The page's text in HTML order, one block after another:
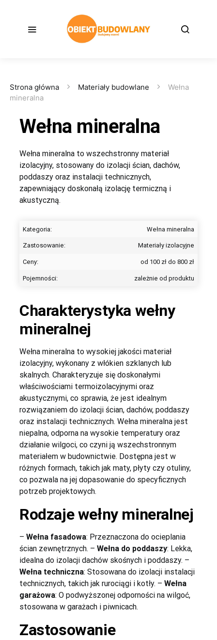
Strona główna Materiały budowlane
Wełna
mineralna
Wełna mineralna
Wełna mineralna to wszechstronny materiał
izolacyjny, stosowany do izolacji ścian, dachów,
poddaszy oraz instalacji technicznych,
zapewniający doskonałą izolację termiczną i
akustyczną.
Kategoria: Wełna mineralna
Zastosowanie: Materiały izolacyjne
Ceny: od 100 zł do 800 zł
Pojemności: zależnie od produktu
Charakterystyka wełny
mineralnej
Wełna mineralna to wysokiej jakości materiał
izolacyjny, wykonany z włókien szklanych lub
skalnych. Charakteryzuje się doskonałymi
właściwościami termoizolacyjnymi oraz
akustycznymi, co sprawia, że jest idealnym
rozwiązaniem do izolacji ścian, dachów, poddaszy
oraz instalacji technicznych. Wełna mineralna jest
niepalna, odporna na wysokie temperatury oraz
działanie wilgoci, co czyni ją wszechstronnym
materiałem w budownictwie. Dostępna jest w
różnych formach, takich jak maty, płyty czy otuliny,
co pozwala na jej dopasowanie do specyficznych
potrzeb projektowych.
Rodzaje wełny mineralnej
– Wełna fasadowa: Przeznaczona do ocieplania
ścian zewnętrznych. – Wełna do poddaszy: Lekka,
idealna do izolacji dachów skośnych i poddaszy. –
Wełna techniczna: Stosowana do izolacji instalacji
technicznych, takich jak rurociągi i kotły. – Wełna
garażowa: O podwyższonej odporności na wilgoć,
stosowana w garażach i piwnicach.
Zastosowanie
Te pliki cookie
nie są
opcjonalne. Są
one potrzebne
funkcjonowania
strony
internetowej.